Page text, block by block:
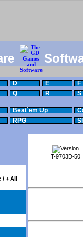
D E
F
Q R S
Beat´em Up
RPG
/ + All
T-9703D-50